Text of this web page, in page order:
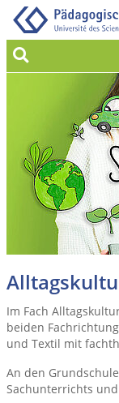
Suche
Im Fach
beiden
und Textil mit
An den
Sachunterrichts